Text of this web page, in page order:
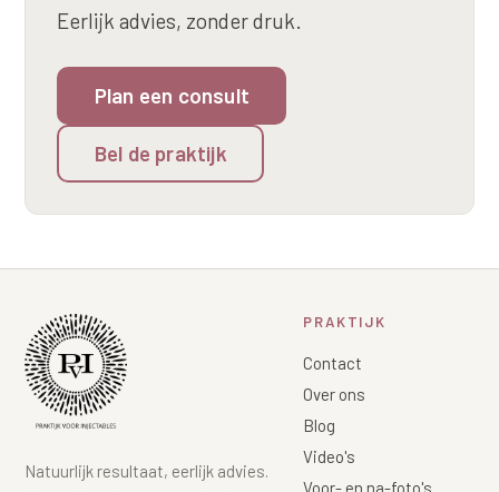
Verticale liplijntjes
Neus
Jukbeenderen
CONTOUR & HALS
Decolleté
Handen
Rimpels
Hyperpigmentatie
Restylane
Saypha Filler
Saypha Volume
Saypha Volume Plus
Sculptra (collageen aanmaak)
Silhouette Soft
Teosyal Redensity
HUID & AANVULLEND
Epionce huidverzorging
Chronische ontstekingsprofiel
LIFESTYLE / MODERN
Instagram Gezicht Profiel
Volume Verlies Profiel
Atletisch verouderings profiel
Digitale Nek Profiel
Eerlijk advies, zonder druk.
Plan een consult
Bel de praktijk
Natuurlijk resultaat, eerlijk advies.
PRAKTIJK
Contact
Over ons
Blog
Video's
Voor- en na-foto's